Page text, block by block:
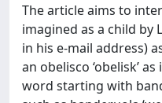
The article aims to
imagined as a child by
in his e-mail address)
an obelisco ‘obelisk’
word starting with